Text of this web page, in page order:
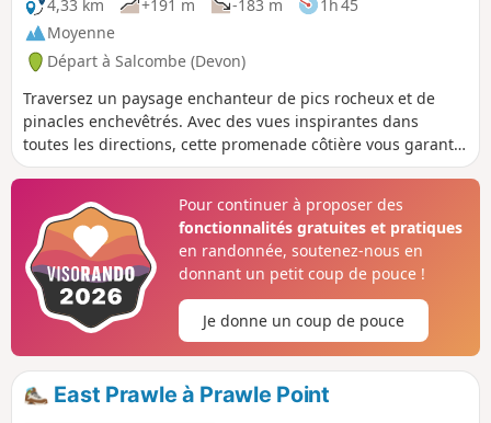
4,33 km +191 m -183 m
1h 45
Moyenne
Départ à Salcombe (Devon)
Traversez un paysage enchanteur de pics rocheux et de
pinacles enchevêtrés. Avec des vues inspirantes dans
toutes les directions, cette promenade côtière vous garantit
de vous remonter le moral.
Pour continuer à proposer des
fonctionnalités gratuites et pratiques
en randonnée, soutenez-nous en
donnant un petit coup de pouce !
Je donne un coup de pouce
East Prawle à Prawle Point